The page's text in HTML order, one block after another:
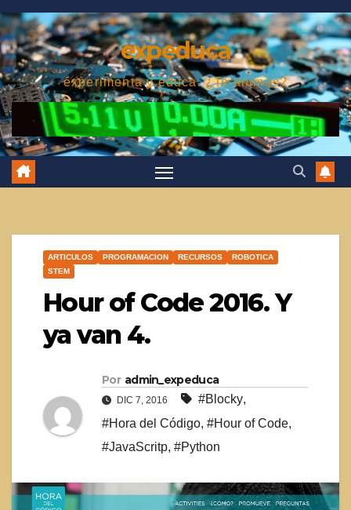
Saltar
al
contenido
expeduca
experimenta y educa. ¿Te animas?
ARTICULOS PROGRAMACION RECURSOS
ROBOTICA
STEM
Hour of Code 2016. Y
ya van 4.
Por admin_expeduca
DIC 7, 2016 #Blocky,
#Hora del Código, #Hour of Code,
#JavaScritp, #Python